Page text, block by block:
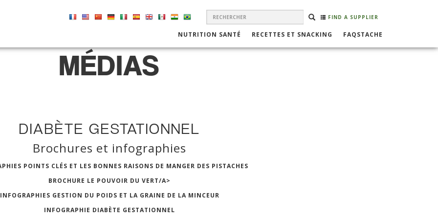
FIND A SUPPLIER
SEARCH
FORM
Rechercher
RECHERCHER
NUTRITION SANTÉ RECETTES ET SNACKING FAQSTACHE
MÉDIAS
DIABÈTE GESTATIONNEL
Brochures et infographies
POINTS CLÉS ET LES BONNES RAISONS DE MANGER DES PISTACHES
BROCHURE LE POUVOIR DU VERT/A>
INFOGRAPHIES GESTION DU POIDS ET LA GRAINE DE LA MINCEUR
INFOGRAPHIE DIABÈTE GESTATIONNEL